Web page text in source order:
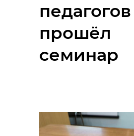
педагогов
прошёл
семинар